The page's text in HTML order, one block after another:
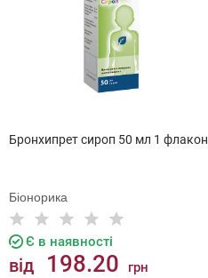
Бронхипрет сироп 50 мл 1 флакон
Біонорика
Є в наявності
від 198.20 грн